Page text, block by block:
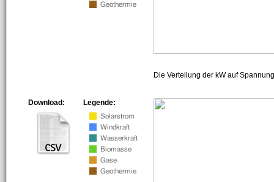
Die Verteilung der kW auf
Legende:
Download: